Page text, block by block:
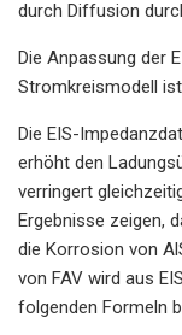
durch Diffusion
Die Anpassung der
Stromkreismodell
Die EIS-
erhöht den
verringert
Ergebnisse zeigen,
die Korrosion von
von FAV wird aus
folgenden Formeln